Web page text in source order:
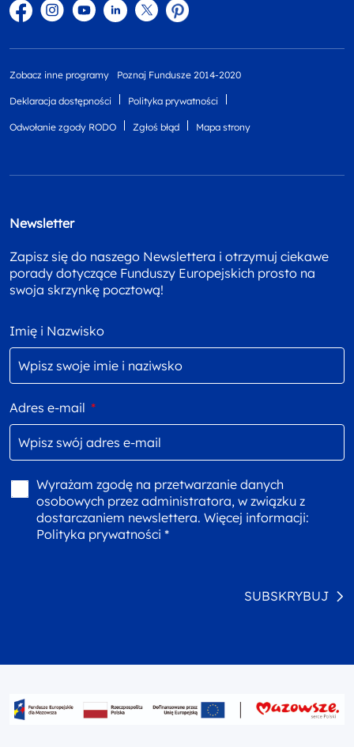
FacebookInstagram
YouTubeLinkedintwitterPinterest
Zobacz inne programy Poznaj Fundusze 2014-2020
Deklaracja dostępności Polityka prywatności
Odwołanie zgody RODO Zgłoś błąd Mapa strony
Newsletter
Zapisz się do naszego Newslettera i otrzymuj ciekawe
porady dotyczące Funduszy Europejskich prosto na
swoja skrzynkę pocztową!
Imię i Nazwisko
Adres e-mail *
Wyrażam zgodę na przetwarzanie danych
osobowych przez administratora, w związku z
dostarczaniem newslettera. Więcej informacji:
Polityka prywatności *
SUBSKRYBUJ